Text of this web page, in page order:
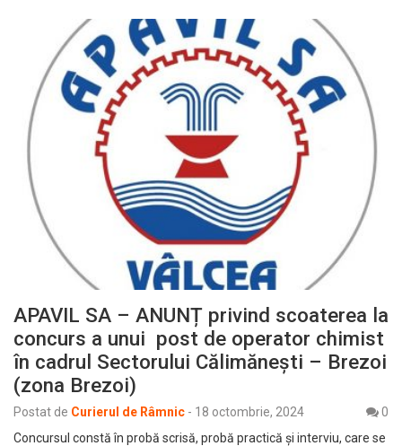
APAVIL SA – ANUNȚ privind scoaterea la
concurs a unui post de operator chimist
în cadrul Sectorului Călimănești – Brezoi
(zona Brezoi)
Postat de Curierul de Râmnic - 18 octombrie, 2024
0
Concursul constă în probă scrisă, probă practică și interviu, care se